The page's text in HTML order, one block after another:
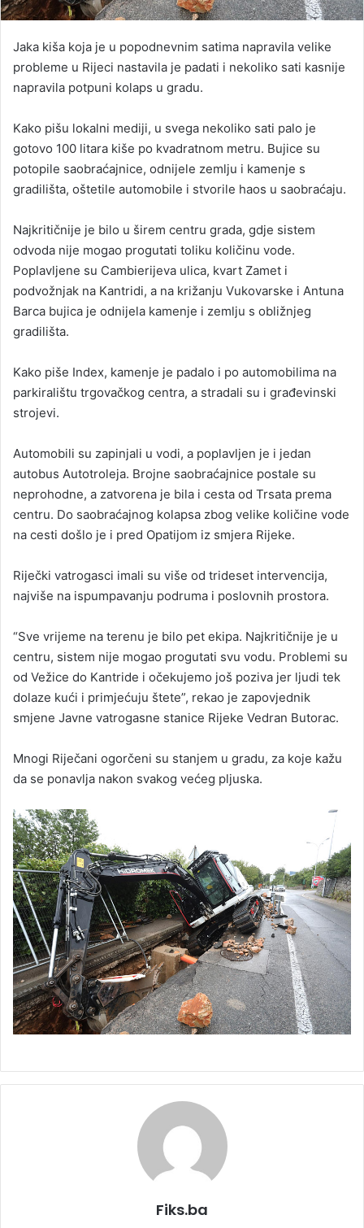
Jaka kiša koja je u popodnevnim satima napravila velike
probleme u Rijeci nastavila je padati i nekoliko sati kasnije
napravila potpuni kolaps u gradu.
Kako pišu lokalni mediji, u svega nekoliko sati palo je
gotovo 100 litara kiše po kvadratnom metru. Bujice su
potopile saobraćajnice, odnijele zemlju i kamenje s
gradilišta, oštetile automobile i stvorile haos u saobraćaju.
Najkritičnije je bilo u širem centru grada, gdje sistem
odvoda nije mogao progutati toliku količinu vode.
Poplavljene su Cambierijeva ulica, kvart Zamet i
podvožnjak na Kantridi, a na križanju Vukovarske i Antuna
Barca bujica je odnijela kamenje i zemlju s obližnjeg
gradilišta.
Kako piše Index, kamenje je padalo i po automobilima na
parkiralištu trgovačkog centra, a stradali su i građevinski
strojevi.
Automobili su zapinjali u vodi, a poplavljen je i jedan
autobus Autotroleja. Brojne saobraćajnice postale su
neprohodne, a zatvorena je bila i cesta od Trsata prema
centru. Do saobraćajnog kolapsa zbog velike količine vode
na cesti došlo je i pred Opatijom iz smjera Rijeke.
Riječki vatrogasci imali su više od trideset intervencija,
najviše na ispumpavanju podruma i poslovnih prostora.
“Sve vrijeme na terenu je bilo pet ekipa. Najkritičnije je u
centru, sistem nije mogao progutati svu vodu. Problemi su
od Vežice do Kantride i očekujemo još poziva jer ljudi tek
dolaze kući i primjećuju štete”, rekao je zapovjednik
smjene Javne vatrogasne stanice Rijeke Vedran Butorac.
Mnogi Riječani ogorčeni su stanjem u gradu, za koje kažu
da se ponavlja nakon svakog većeg pljuska.
Fiks.ba